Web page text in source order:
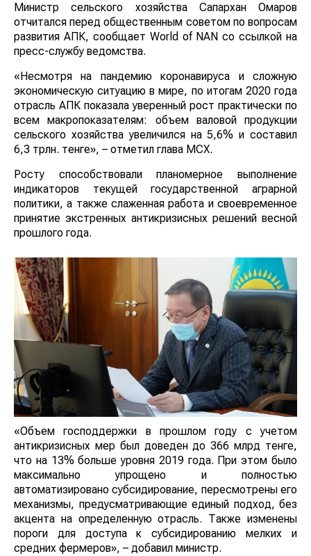
Министр сельского хозяйства Сапархан Омаров
отчитался перед общественным советом по вопросам
развития АПК, сообщает World of NAN со ссылкой на
пресс-службу ведомства.
«Несмотря на пандемию коронавируса и сложную
экономическую ситуацию в мире, по итогам 2020 года
отрасль АПК показала уверенный рост практически по
всем макропоказателям: объем валовой продукции
сельского хозяйства увеличился на 5,6% и составил
6,3 трлн. тенге», – отметил глава МСХ.
Росту способствовали планомерное выполнение
индикаторов текущей государственной аграрной
политики, а также слаженная работа и своевременное
принятие экстренных антикризисных решений весной
прошлого года.
«Объем господдержки в прошлом году с учетом
антикризисных мер был доведен до 366 млрд тенге,
что на 13% больше уровня 2019 года. При этом было
максимально упрощено и полностью
автоматизировано субсидирование, пересмотрены его
механизмы, предусматривающие единый подход, без
акцента на определенную отрасль. Также изменены
пороги для доступа к субсидированию мелких и
средних фермеров», – добавил министр.